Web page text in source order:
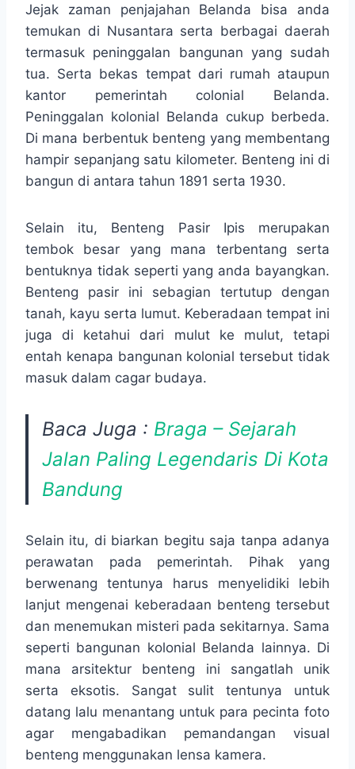
Jejak zaman penjajahan Belanda bisa anda
temukan di Nusantara serta berbagai daerah
termasuk peninggalan bangunan yang sudah
tua. Serta bekas tempat dari rumah ataupun
kantor pemerintah colonial Belanda.
Peninggalan kolonial Belanda cukup berbeda.
Di mana berbentuk benteng yang membentang
hampir sepanjang satu kilometer. Benteng ini di
bangun di antara tahun 1891 serta 1930.
Selain itu, Benteng Pasir Ipis merupakan
tembok besar yang mana terbentang serta
bentuknya tidak seperti yang anda bayangkan.
Benteng pasir ini sebagian tertutup dengan
tanah, kayu serta lumut. Keberadaan tempat ini
juga di ketahui dari mulut ke mulut, tetapi
entah kenapa bangunan kolonial tersebut tidak
masuk dalam cagar budaya.
Baca Juga : Braga – Sejarah
Jalan Paling Legendaris Di Kota
Bandung
Selain itu, di biarkan begitu saja tanpa adanya
perawatan pada pemerintah. Pihak yang
berwenang tentunya harus menyelidiki lebih
lanjut mengenai keberadaan benteng tersebut
dan menemukan misteri pada sekitarnya. Sama
seperti bangunan kolonial Belanda lainnya. Di
mana arsitektur benteng ini sangatlah unik
serta eksotis. Sangat sulit tentunya untuk
datang lalu menantang untuk para pecinta foto
agar mengabadikan pemandangan visual
benteng menggunakan lensa kamera.